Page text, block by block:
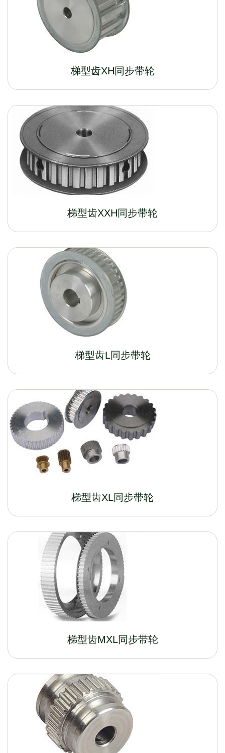
梯型齿XH同步带轮
梯型齿XXH同步带轮
梯型齿L同步带轮
梯型齿XL同步带轮
梯型齿MXL同步带轮